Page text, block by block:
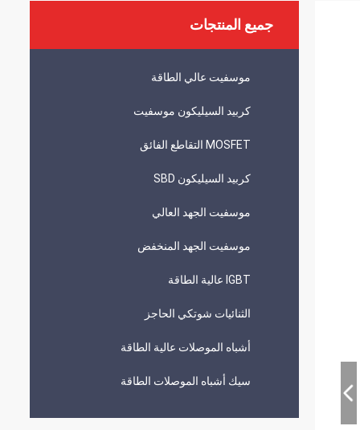
جميع المنتجات
موسفيت عالي الطاقة
كربيد السيليكون موسفيت
MOSFET التقاطع الفائق
كربيد السيليكون SBD
موسفيت الجهد العالي
موسفيت الجهد المنخفض
IGBT عالية الطاقة
الثنائيات شوتكي الحاجز
أشباه الموصلات عالية الطاقة
سيك أشباه الموصلات الطاقة